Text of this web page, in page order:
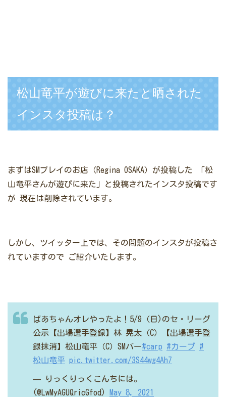
松山竜平が遊びに来たと晒された
インスタ投稿は？
まずはSMプレイのお店（Regina OSAKA）が投稿した
「松
山竜平さんが遊びに来た」と投稿されたインスタ投稿です
が 現在は削除されています。
しかし、ツイッター上では、その問題のインスタが投稿さ
れていますので ご紹介いたします。
ばあちゃんオレやったよ！ 5/9（日)のセ・リーグ
公示 【出場選手登録】 林 晃太（C）
【出場選手登
録抹消】 松山竜平（C）SMバー#carp #カープ
#
松山竜平 pic.twitter.com/3S44wg4Ah7
— りっくりっくこんちには。
(@LwMyAGUQricGfod)
May 8, 2021